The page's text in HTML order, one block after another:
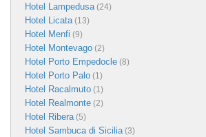
Hotel Lampedusa(24)
Hotel Licata(13)
Hotel Menfi (9)
Hotel Montevago (2)
Hotel Porto Empedocle (8)
Hotel Porto Palo (1)
Hotel Racalmuto (1)
Hotel Realmonte (2)
Hotel Ribera(5)
Hotel Sambuca di Sicilia(3)